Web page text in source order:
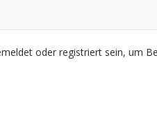
oder registriert sein, um